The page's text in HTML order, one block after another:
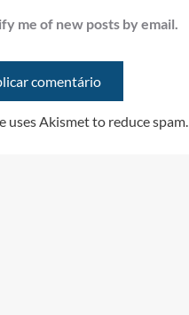
me of new posts by email.
uses Akismet to reduce spam.